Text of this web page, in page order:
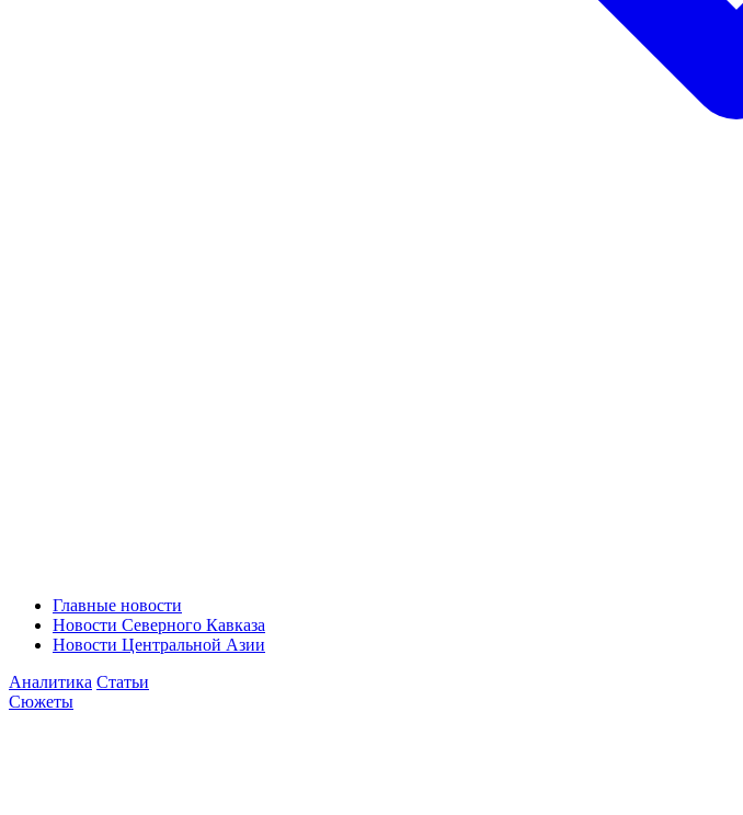
Главные новости
Новости Северного Кавказа
Новости Центральной Азии
Аналитика Статьи
Сюжеты